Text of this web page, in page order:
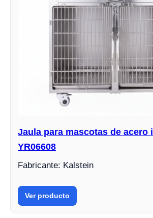
Jaula para mascotas de acero
YR06608
Fabricante: Kalstein
Ver producto